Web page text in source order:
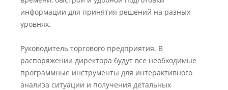
информации для принятия решений на разных
уровнях.
Руководитель торгового предприятия. В
распоряжении директора будут все необходимые
программные инструменты для интерактивного
анализа ситуации и получения детальных